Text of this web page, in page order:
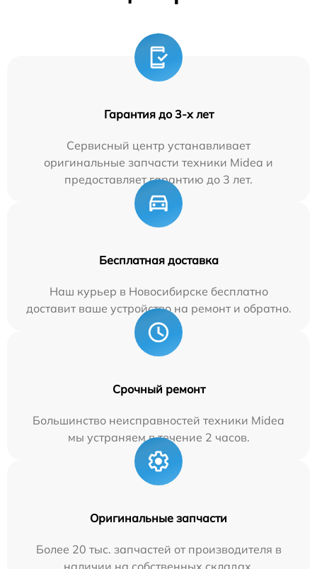
Гарантия до 3-х лет
Сервисный центр устанавливает
оригинальные запчасти техники Midea и
предоставляет гарантию до 3 лет.
Бесплатная доставка
Наш курьер в Новосибирске бесплатно
доставит ваше устройство на ремонт и обратно.
Срочный ремонт
Большинство неисправностей техники Midea
мы устраняем в течение 2 часов.
Оригинальные запчасти
Более 20 тыс. запчастей от производителя в
наличии на собственных складах.